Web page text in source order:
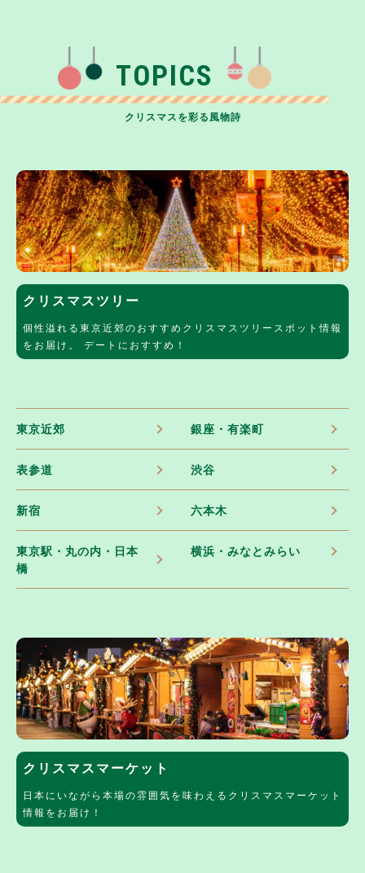
TOPICS
クリスマスを彩る風物詩
クリスマスツリー
個性溢れる東京近郊のおすすめクリスマスツリースポット情報
をお届け。 デートにおすすめ！
東京近郊 銀座・有楽町
表参道 渋谷
新宿 六本木
東京駅・丸の内・日本
橋
横浜・みなとみらい
クリスマスマーケット
日本にいながら本場の雰囲気を味わえるクリスマスマーケット
情報をお届け！